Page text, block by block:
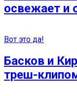
освежает и
Вот это да!
Басков и
треш-